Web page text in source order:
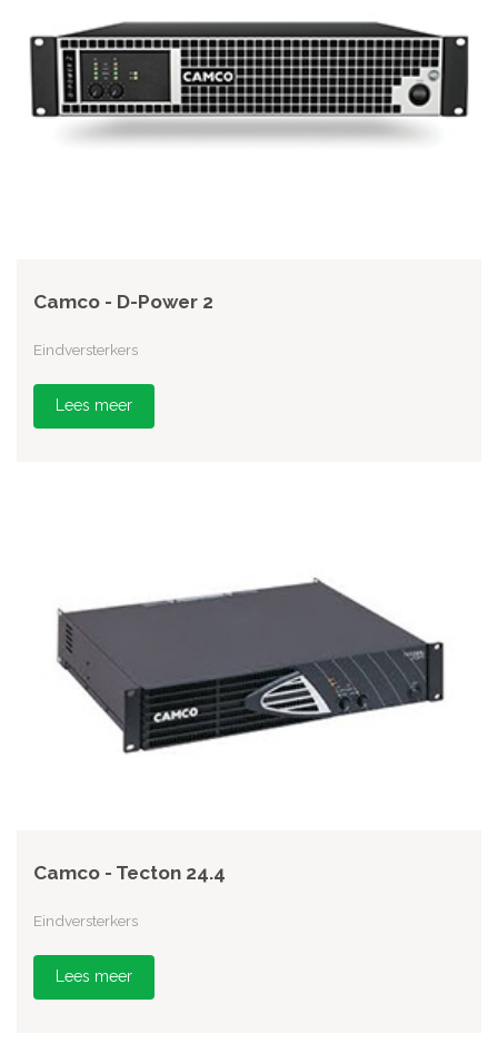
Camco - D-Power 2
Eindversterkers
Lees meer
Camco - Tecton 24.4
Eindversterkers
Lees meer